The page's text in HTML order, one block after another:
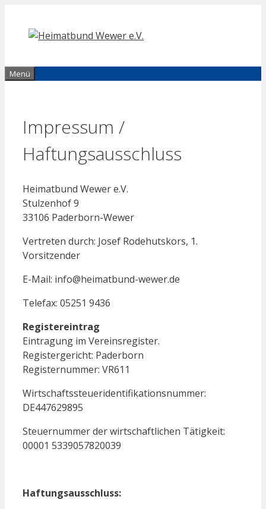
Inhalt
springen
Menü
Impressum /
Haftungsausschluss
Heimatbund Wewer e.V.
Stulzenhof 9
33106 Paderborn-Wewer
Vertreten durch: Josef Rodehutskors, 1.
Vorsitzender
E-Mail: info@heimatbund-wewer.de
Telefax: 05251 9436
Registereintrag
Eintragung im Vereinsregister.
Registergericht: Paderborn
Registernummer: VR611
Wirtschaftssteueridentifikationsnummer:
DE447629895
Steuernummer der wirtschaftlichen Tätigkeit:
00001 5339057820039
Haftungsausschluss: